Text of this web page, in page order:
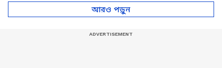
Bengali | Foods
আরও পড়ুন